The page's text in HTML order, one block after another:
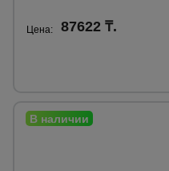
Цена: 87622 ₸.